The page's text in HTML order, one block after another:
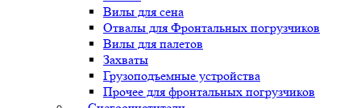
Вилы для сена
Отвалы для Фронтальных погрузчиков
Вилы для палетов
Захваты
Грузоподъемные устройства
Прочее для фронтальных погрузчиков